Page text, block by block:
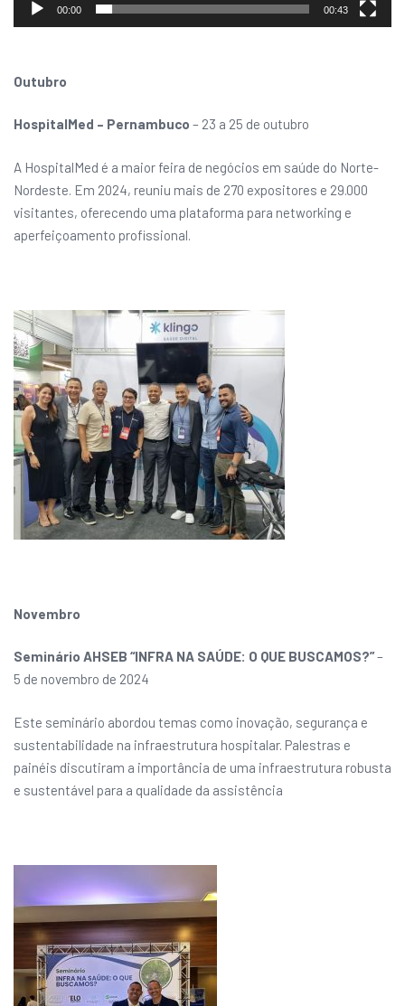
00:00 00:43
Outubro
HospitalMed – Pernambuco – 23 a 25 de outubro
A HospitalMed é a maior feira de negócios em saúde do Norte-
Nordeste. Em 2024, reuniu mais de 270 expositores e 29.000
visitantes, oferecendo uma plataforma para networking e
aperfeiçoamento profissional.
Novembro
Seminário AHSEB “INFRA NA SAÚDE: O QUE BUSCAMOS?”–
5 de novembro de 2024
Este seminário abordou temas como inovação, segurança e
sustentabilidade na infraestrutura hospitalar. Palestras e
painéis discutiram a importância de uma infraestrutura robusta
e sustentável para a qualidade da assistência